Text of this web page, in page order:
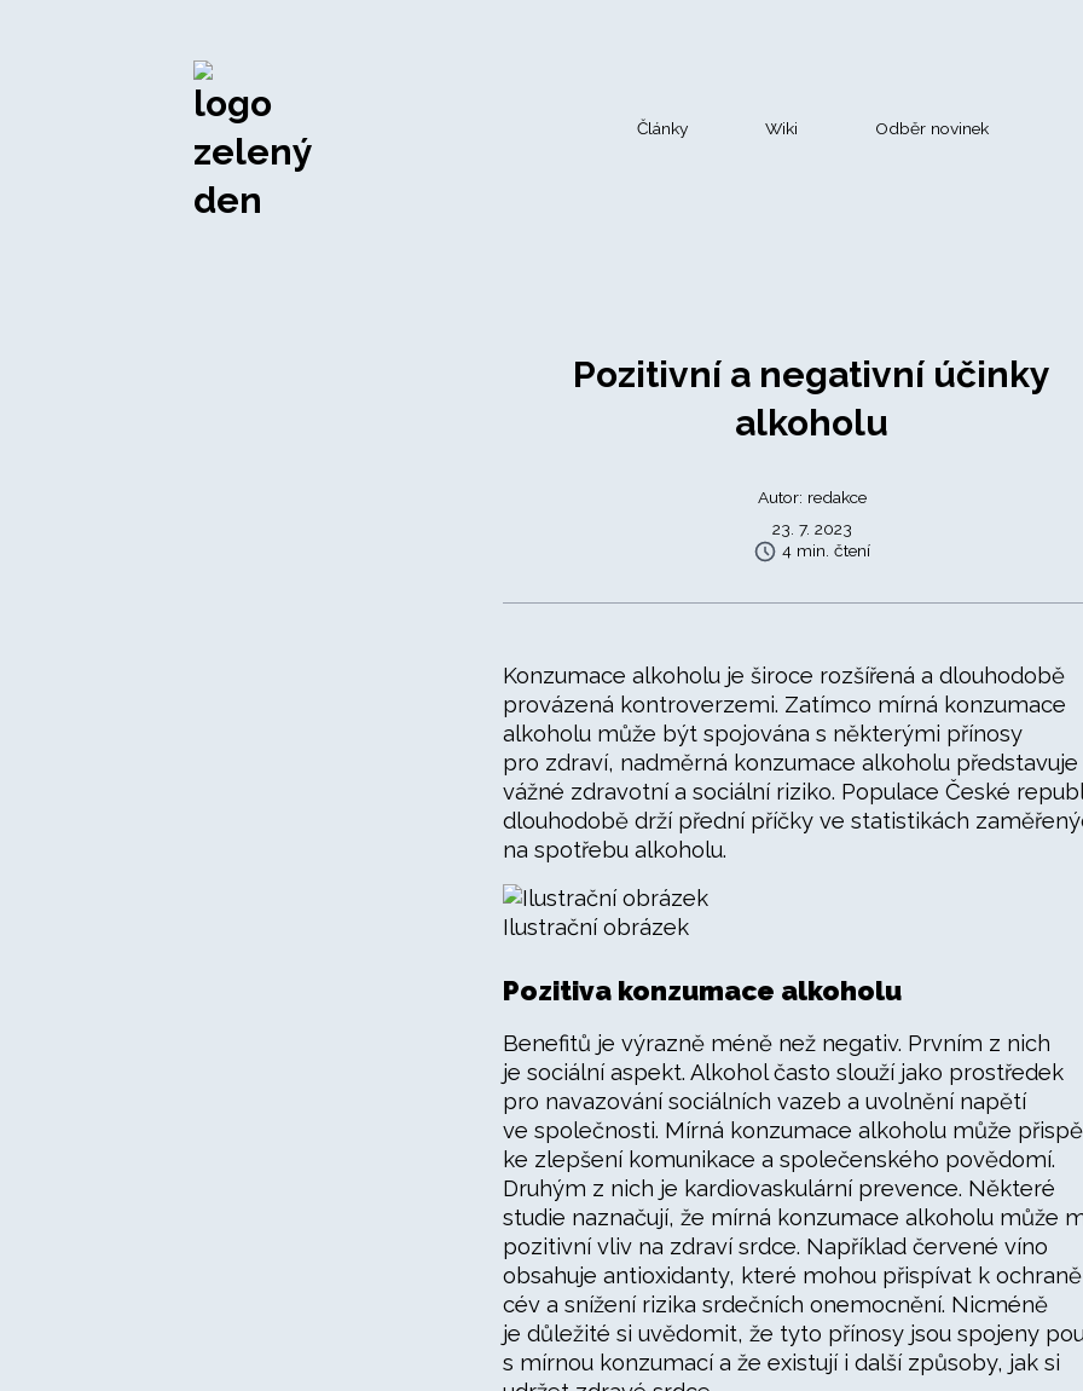
Články Wiki Odběr novinek
Pozitivní a negativní účinky
alkoholu
Autor: redakce
23. 7. 2023
4 min. čtení
Konzumace alkoholu je široce rozšířená a dlouhodobě
provázená kontroverzemi. Zatímco mírná konzumace
alkoholu může být spojována s některými přínosy
pro zdraví, nadměrná konzumace alkoholu představuje
vážné zdravotní a sociální riziko. Populace České
dlouhodobě drží přední příčky ve statistikách
na spotřebu alkoholu.
Ilustrační obrázek
Pozitiva konzumace alkoholu
Benefitů je výrazně méně než negativ. Prvním z nich
je sociální aspekt. Alkohol často slouží jako prostředek
pro navazování sociálních vazeb a uvolnění napětí
ve společnosti. Mírná konzumace alkoholu může
ke zlepšení komunikace a společenského povědomí.
Druhým z nich je kardiovaskulární prevence. Některé
studie naznačují, že mírná konzumace alkoholu může
pozitivní vliv na zdraví srdce. Například červené víno
obsahuje antioxidanty, které mohou přispívat k ochraně
cév a snížení rizika srdečních onemocnění. Nicméně
je důležité si uvědomit, že tyto přínosy jsou spojeny
s mírnou konzumací a že existují i další způsoby, jak si